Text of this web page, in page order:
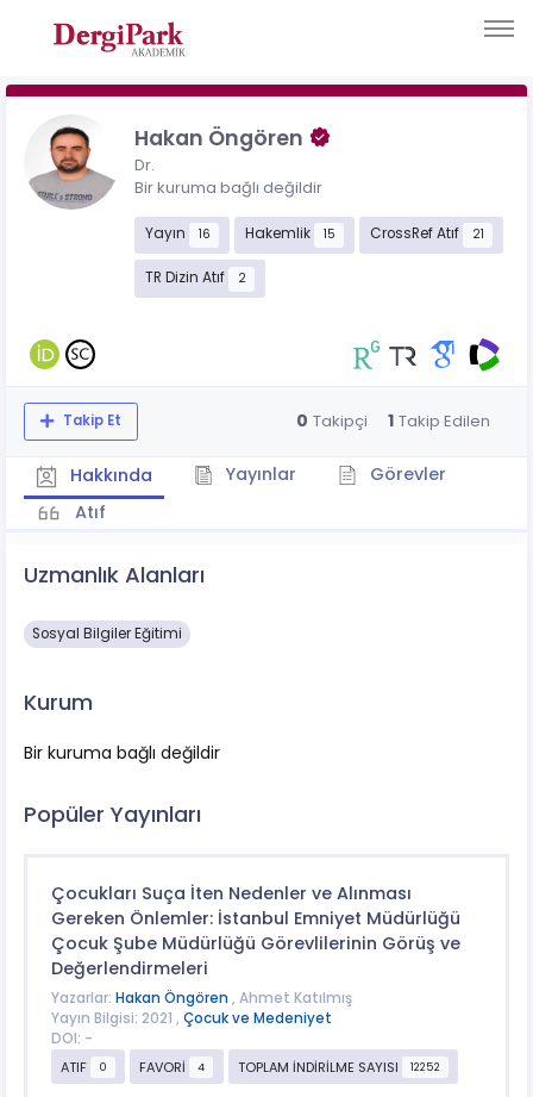
Hakan Öngören
Dr.
Bir kuruma bağlı değildir
Yayın 16 Hakemlik 15 CrossRef Atıf 21
TR Dizin Atıf 2
Takip Et 0 Takipçi 1 Takip Edilen
Hakkında Yayınlar
Görevler
Atıf
Uzmanlık Alanları
Sosyal Bilgiler Eğitimi
Kurum
Bir kuruma bağlı değildir
Popüler Yayınları
Çocukları Suça İten Nedenler ve Alınması
Gereken Önlemler: İstanbul Emniyet Müdürlüğü
Çocuk Şube Müdürlüğü Görevlilerinin Görüş ve
Değerlendirmeleri
Yazarlar: Hakan Öngören , Ahmet Katılmış
Yayın Bilgisi: 2021 , Çocuk ve Medeniyet
DOI: -
ATIF
0 FAVORİ 4 TOPLAM İNDİRİLME SAYISI 12252